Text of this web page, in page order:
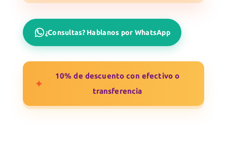
¿Consultas? Hablanos por WhatsApp
✦
10% de descuento con efectivo o
transferencia